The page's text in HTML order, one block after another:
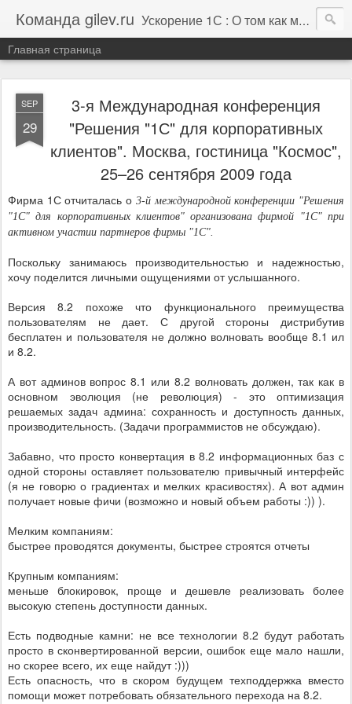
Команда gilev.ru Ускорение 1С : О том как мы это делаем. И не только про это.
Главная страница
SEP
29
3-я Международная конференция
"Решения "1С" для корпоративных
клиентов". Москва, гостиница "Космос",
25–26 сентября 2009 года
Фирма 1С отчиталась о 3-й международной конференции "Решения
"1С" для корпоративных клиентов" организована фирмой "1С" при
активном участии партнеров фирмы "1С".
Поскольку занимаюсь производительностью и надежностью,
хочу поделится личными ощущениями от услышанного.
Версия 8.2 похоже что функционального преимущества
пользователям не дает. С другой стороны дистрибутив
бесплатен и пользователя не должно волновать вообще 8.1 ил
и 8.2.
А вот админов вопрос 8.1 или 8.2 волновать должен, так как в
основном эволюция (не революция) - это оптимизация
решаемых задач админа: сохранность и доступность данных,
производительность. (Задачи программистов не обсуждаю).
Забавно, что просто конвертация в 8.2 информационных баз с
одной стороны оставляет пользователю привычный интерфейс
(я не говорю о градиентах и мелких красивостях). А вот админ
получает новые фичи (возможно и новый объем работы :)) ).
Мелким компаниям:
быстрее проводятся документы, быстрее строятся отчеты
Крупным компаниям:
меньше блокировок, проще и дешевле реализовать более
высокую степень доступности данных.
Есть подводные камни: не все технологии 8.2 будут работать
просто в сконвертированной версии, ошибок еще мало нашли,
но скорее всего, их еще найдут :)))
Есть опасность, что в скором будущем техподдержка вместо
помощи может потребовать обязательного перехода на 8.2.